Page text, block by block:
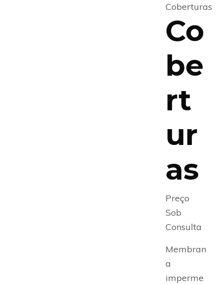
Coberturas
Co
be
rt
ur
as
Preço
Sob
Consulta
Membran
a
imperme